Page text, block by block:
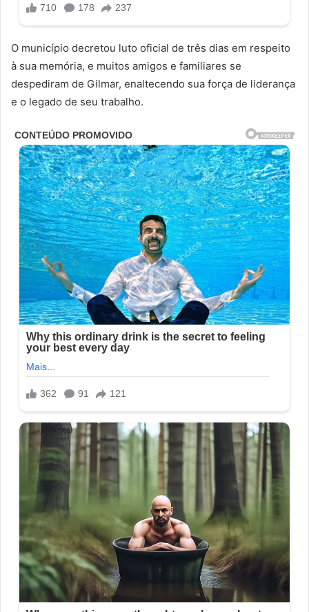
O município decretou luto oficial de três dias em respeito
à sua memória, e muitos amigos e familiares se
despediram de Gilmar, enaltecendo sua força de liderança
e o legado de seu trabalho.